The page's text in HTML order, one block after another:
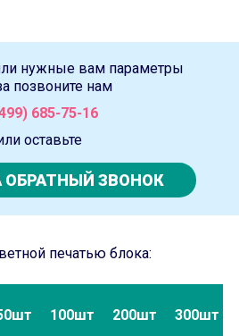
нужные вам параметры
позвоните нам
685-75-16
оставьте
ОБРАТНЫЙ ЗВОНОК
печатью блока:
100шт 200шт 300шт